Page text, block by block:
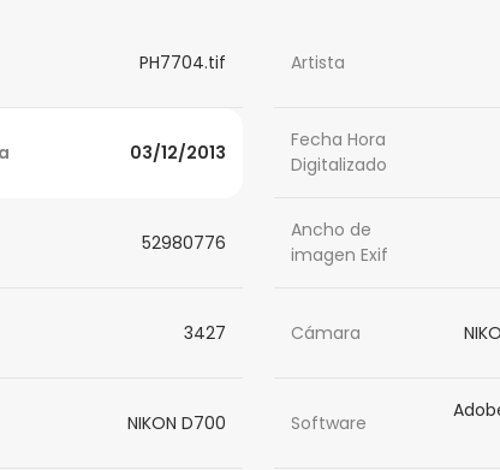
PH7704.tif Artista
03/12/2013
Fecha Hora
Digitalizado
52980776
Ancho de
imagen Exif
3427 Cámara
NIKON D700 Software